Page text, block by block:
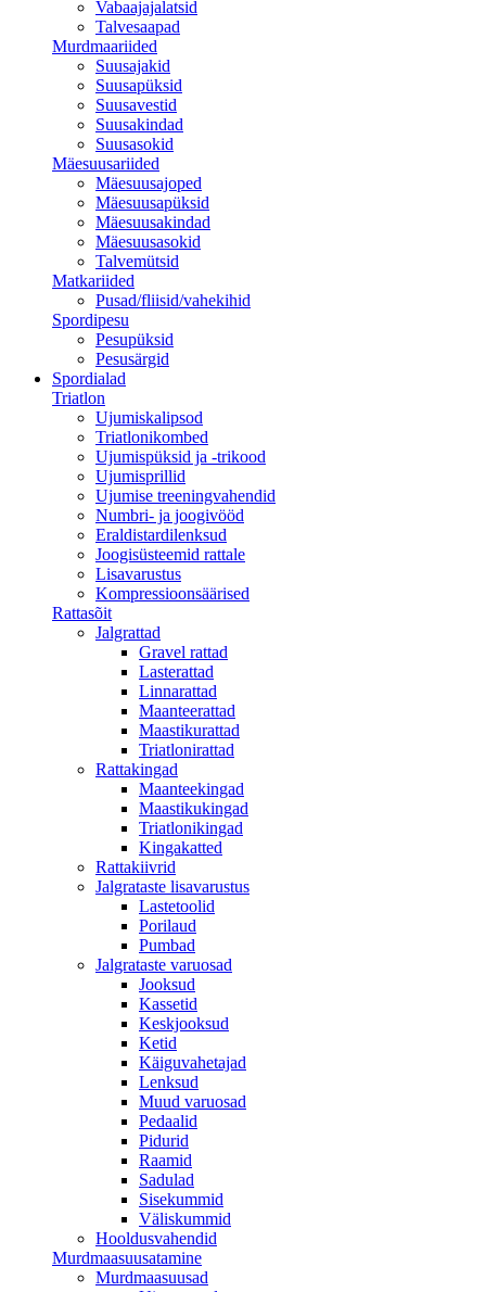
Vabaajajalatsid
Talvesaapad
Murdmaariided
Suusajakid
Suusapüksid
Suusavestid
Suusakindad
Suusasokid
Mäesuusariided
Mäesuusajoped
Mäesuusapüksid
Mäesuusakindad
Mäesuusasokid
Talvemütsid
Matkariided
Pusad/fliisid/vahekihid
Spordipesu
Pesupüksid
Pesusärgid
Spordialad
Triatlon
Ujumiskalipsod
Triatlonikombed
Ujumispüksid ja -trikood
Ujumisprillid
Ujumise treeningvahendid
Numbri- ja joogivööd
Eraldistardilenksud
Joogisüsteemid rattale
Lisavarustus
Kompressioonsäärised
Rattasõit
Jalgrattad
Gravel rattad
Lasterattad
Linnarattad
Maanteerattad
Maastikurattad
Triatlonirattad
Rattakingad
Maanteekingad
Maastikukingad
Triatlonikingad
Kingakatted
Rattakiivrid
Jalgrataste lisavarustus
Lastetoolid
Porilaud
Pumbad
Jalgrataste varuosad
Jooksud
Kassetid
Keskjooksud
Ketid
Käiguvahetajad
Lenksud
Muud varuosad
Pedaalid
Pidurid
Raamid
Sadulad
Sisekummid
Väliskummid
Hooldusvahendid
Murdmaasuusatamine
Murdmaasuusad